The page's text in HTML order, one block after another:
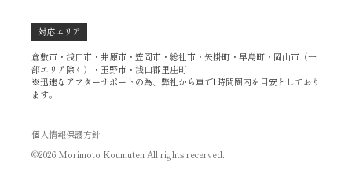
対応エリア
倉敷市・浅口市・井原市・笠岡市・総社市・矢掛町・早島町・岡山市（一
部エリア除く）・玉野市・浅口郡里庄町
※迅速なアフターサポートの為、弊社から車で1時間圏内を目安としており
ます。
個人情報保護方針
©2026 Morimoto Koumuten All rights recerved.